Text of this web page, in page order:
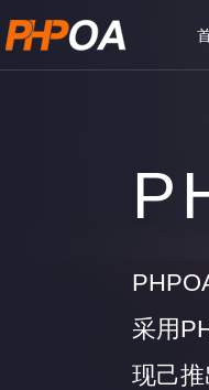
采用
现己